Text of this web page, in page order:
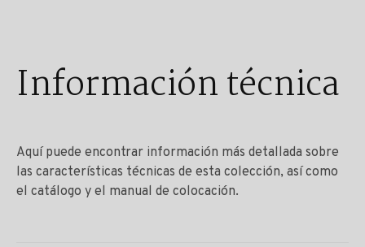
Información técnica
Aquí puede encontrar información más detallada sobre
las características técnicas de esta colección, así como
el catálogo y el manual de colocación.